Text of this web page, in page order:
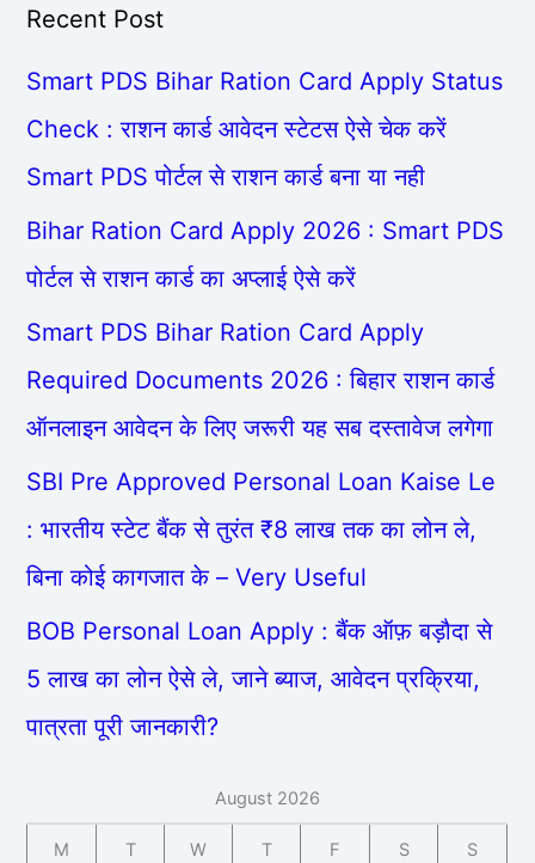
Recent Post
Smart PDS Bihar Ration Card Apply Status
Check : राशन कार्ड आवेदन स्टेटस ऐसे चेक करें
Smart PDS पोर्टल से राशन कार्ड बना या नही
Bihar Ration Card Apply 2026 : Smart PDS
पोर्टल से राशन कार्ड का अप्लाई ऐसे करें
Smart PDS Bihar Ration Card Apply
Required Documents 2026 : बिहार राशन कार्ड
ऑनलाइन आवेदन के लिए जरूरी यह सब दस्तावेज लगेगा
SBI Pre Approved Personal Loan Kaise Le
: भारतीय स्टेट बैंक से तुरंत ₹8 लाख तक का लोन ले,
बिना कोई कागजात के – Very Useful
BOB Personal Loan Apply : बैंक ऑफ़ बड़ौदा से
5 लाख का लोन ऐसे ले, जाने ब्याज, आवेदन प्रक्रिया,
पात्रता पूरी जानकारी?
August 2026
M T W T F S S